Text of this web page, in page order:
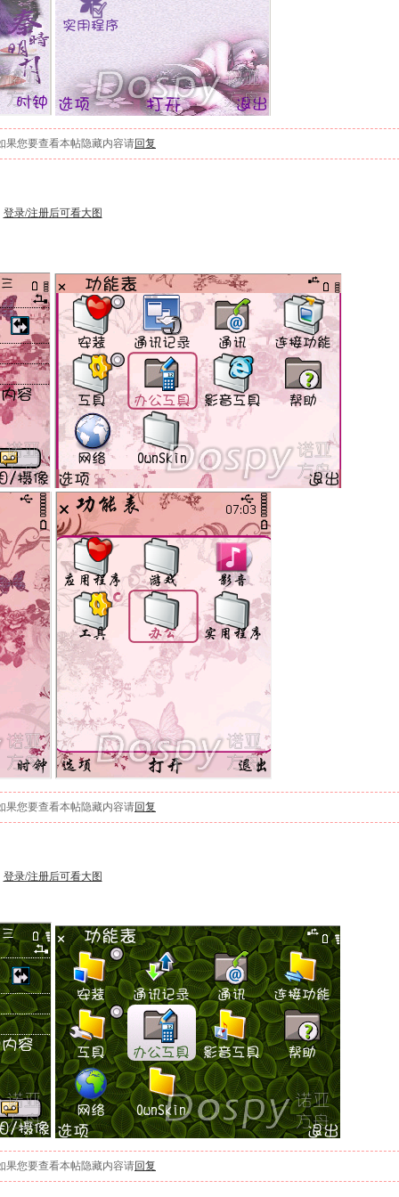
果您要查看本帖隐藏内容请回复
登录/注册后可看大图
果您要查看本帖隐藏内容请回复
登录/注册后可看大图
果您要查看本帖隐藏内容请回复